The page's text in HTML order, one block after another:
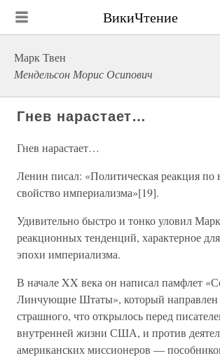
ВикиЧтение
Марк Твен
Мендельсон Морис Осипович
Гнев нарастает…
Гнев нарастает…
Ленин писал: «Политическая реакция
свойство империализма»[19].
Удивительно быстро и тонко уловил
реакционных тенденций, характерное
эпохи империализма.
В начале XX века он написал памфлет
Линчующие Штаты», который направлен
страшного, что открылось перед
внутренней жизни США, и против
американских миссионеров —